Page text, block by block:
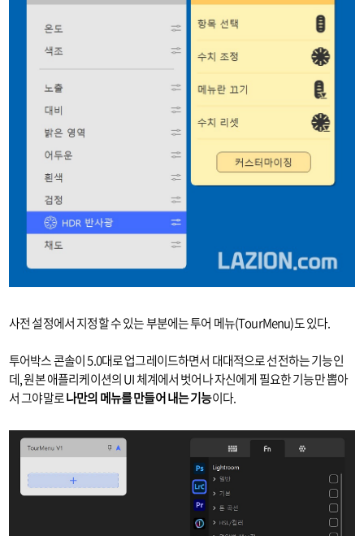
사전 설정에서 지정할 수 있는 부분에는 투어 메뉴(TourMenu)도 있다.
투어박스 콘솔이 5.0대로 업그레이드하면서 대대적으로 선전하는 기능인
데, 원본 애플리케이션의 UI 체계에서 벗어나 자신에게 필요한 기능만 뽑아
서 그야말로나만의 메뉴를 만들어 내는 기능이다.